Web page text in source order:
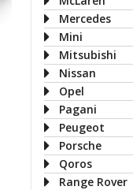
Mercedes
Mini
Mitsubishi
Nissan
Opel
Pagani
Peugeot
Porsche
Qoros
Range Rover